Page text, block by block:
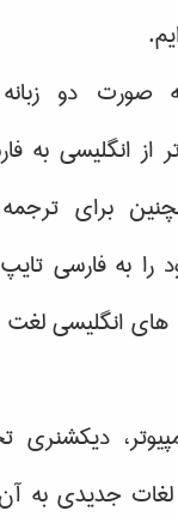
صورت دو
از انگلیسی به
برای
را به فارسی
های انگلیسی
لغات جدیدی به